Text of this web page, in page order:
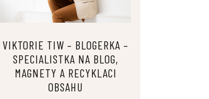
VIKTORIE TIW – BLOGERKA –
SPECIALISTKA NA BLOG,
MAGNETY A RECYKLACI
OBSAHU